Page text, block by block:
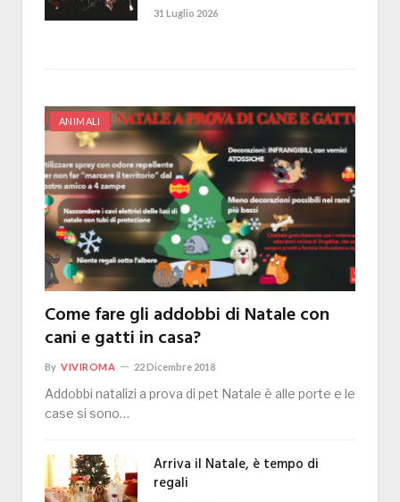
31 Luglio 2026
ANIMALI
Come fare gli addobbi di Natale con
cani e gatti in casa?
By VIVIROMA 22 Dicembre 2018
Addobbi natalizi a prova di pet Natale è alle porte e le
case si sono…
Arriva il Natale, è tempo di
regali